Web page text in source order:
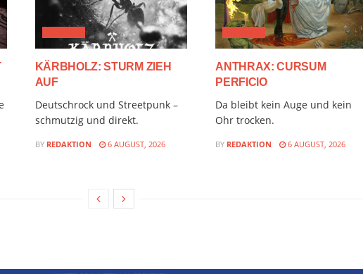
KÄRBHOLZ: STURM ZIEH
AUF
Deutschrock und Streetpunk –
schmutzig und direkt.
BY REDAKTION 6 AUGUST, 2026
ANTHRAX: CURSUM
PERFICIO
Da bleibt kein Auge und kein
Ohr trocken.
BY REDAKTION 6 AUGUST, 2026